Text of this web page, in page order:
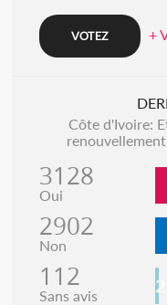
+
Côte d'Ivoire:
3128
Oui
2902
Non
112
Sans avis